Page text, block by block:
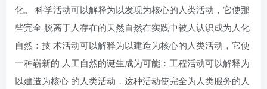
化。 科学活动可以解释为以发现为核心的人类活动，它使那
些完全 脱离于人存在的天然自然在实践中被人认识成为人化
自然：技 术活动可以解释为以建造为核心的人类活动，它使
一种崭新的 人工自然的诞生成为可能：工程活动可以解释为
以建造为核心 的人类活动，这种活动使完全为人类服务的人